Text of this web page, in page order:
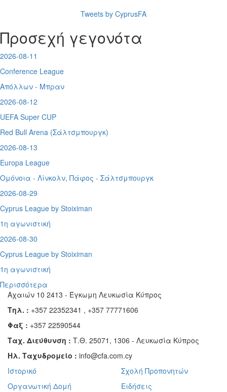
Tweets by CyprusFA
Προσεχή γεγονότα
2026-08-11
Conference League
Απόλλων - Μπραν
2026-08-12
UEFA Super CUP
Red Bull Arena (Σάλτσμπουργκ)
2026-08-13
Europa League
Ομόνοια - Λίνκολν, Πάφος - Σάλτσμπουργκ
2026-08-29
Cyprus League by Stoiximan
1η αγωνιστική
2026-08-30
Cyprus League by Stoiximan
1η αγωνιστική
Περισσότερα
Αχαιών 10 2413 - Έγκωμη Λευκωσία Κύπρος
Τηλ. : +357 22352341 , +357 77771606
Φαξ : +357 22590544
Ταχ. Διεύθυνση : Τ.Θ. 25071, 1306 - Λευκωσία Κύπρος
Ηλ. Ταχυδρομείο : info@cfa.com.cy
Ιστορικό
Οργανωτική Δομή
Σχολή Προπονητών
Ειδήσεις